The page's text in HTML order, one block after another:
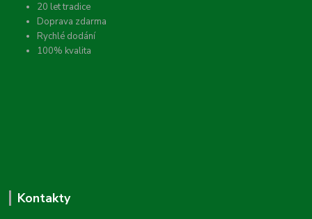
20 let tradice
Doprava zdarma
Rychlé dodání
100% kvalita
Kontakty